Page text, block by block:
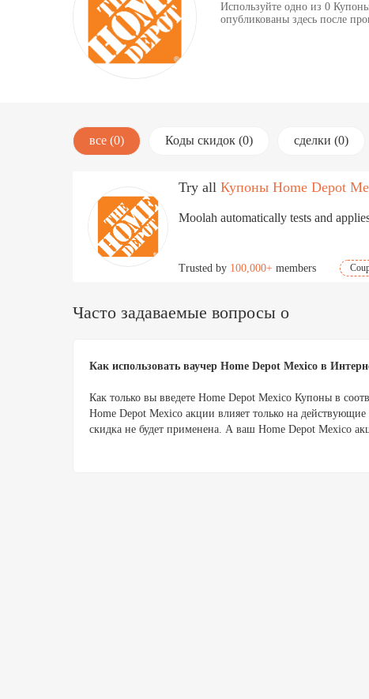
Используйте одно из 0
опубликованы здесь после
все (0) Коды скидок (0) сделки (0)
Try all Купоны Home Depot
Moolah automatically tests and
Trusted by 100,000+ members
Часто задаваемые вопросы о
Как использовать ваучер Home Depot Mexico в
Как только вы введете Home Depot Mexico Купоны в
Home Depot Mexico акции влияет только на
скидка не будет применена. А ваш Home Depot Mexico